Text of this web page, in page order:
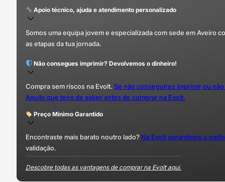
Apoio técnico, ajuda e atendimento personalizado
Somos uma equipa jovem e especializada com sede em Aveiro
as etapas da tua jornada.
Não consegues imprimir? Devolvemos o dinheiro!
Compra sem riscos na Evolt. Se não conseguires imprimir ou
Aquilo que tens de saber antes de comprar na Evolt.
Preço Mínimo Garantido
Encontraste mais barato noutro lado? Na Evolt garantimos o
validação.
Descobre todas as vantagens de comprar na Evolt aqui.